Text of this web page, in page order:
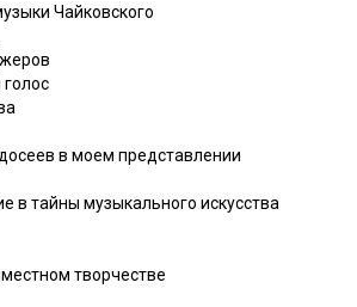
Чайковского
в моем представлении
в тайны музыкального искусства
творчестве